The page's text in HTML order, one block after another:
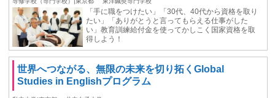
「手に職をつけたい」「30代、40代から資格を取り
たい」「ありがとうと言ってもらえる仕事がした
い」教育訓練給付金を使ってかしこく国家資格を取
得しよう！
世界へつながる、無限の未来を切り拓くGlobal
Studies in Englishプログラム